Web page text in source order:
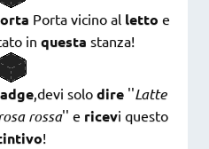
Porta vicino al letto e
in questa stanza!
,devi solo dire ''Latte
rossa'' e ricevi questo
!